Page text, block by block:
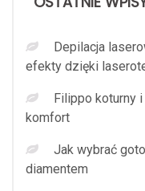
Depilacja
efekty dzięki
Filippo koturny
komfort
Jak wybrać
diamentem